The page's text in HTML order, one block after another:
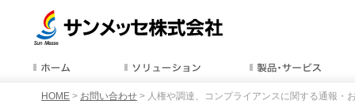
HOME > お問い合わせ > 人権や調達、コンプライアンスに関する通報・